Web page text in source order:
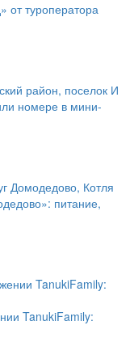
от туроператора
номере в мини-
питание,
TanukiFamily: